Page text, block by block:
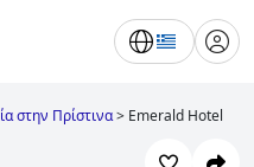
στην Πρίστινα> Emerald Hotel